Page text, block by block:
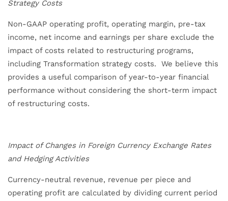
Strategy Costs
Non-GAAP operating profit, operating margin, pre-tax
income, net income and earnings per share exclude the
impact of costs related to restructuring programs,
including Transformation strategy costs. We believe this
provides a useful comparison of year-to-year financial
performance without considering the short-term impact
of restructuring costs.
Impact of Changes in Foreign Currency Exchange Rates
and Hedging Activities
Currency-neutral revenue, revenue per piece and
operating profit are calculated by dividing current period